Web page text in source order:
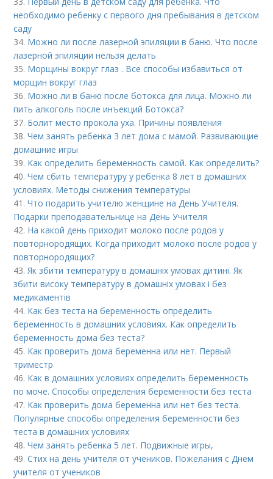
необходимо ребенку с первого дня пребывания в детском
саду
34. Можно ли после лазерной эпиляции в баню. Что после
лазерной эпиляции нельзя делать
35. Морщины вокруг глаз . Все способы избавиться от
морщин вокруг глаз
36. Можно ли в баню после ботокса для лица. Можно ли
пить алкоголь после инъекций Ботокса?
37. Болит место прокола уха. Причины появления
38.Чем занять ребенка 3 лет дома с мамой. Развивающие
домашние игры
39. Как определить беременность самой. Как определить?
40.Чем сбить температуру у ребенка 8 лет в домашних
условиях. Методы снижения температуры
41.Что подарить учителю женщине на День Учителя.
Подарки преподавательнице на День Учителя
42. На какой день приходит молоко после родов у
повторнородящих. Когда приходит молоко после родов у
повторнородящих?
43.Як збити температуру в домашніх умовах дитині. Як
збити високу температуру в домашніх умовах і без
медикаментів
44. Как без теста на беременность определить
беременность в домашних условиях. Как определить
беременность дома без теста?
45. Как проверить дома беременна или нет. Первый
триместр
46. Как в домашних условиях определить беременность
по моче. Способы определения беременности без теста
47. Как проверить дома беременна или нет без теста.
Популярные способы определения беременности без
теста в домашних условиях
48.Чем занять ребенка 5 лет. Подвижные игры,
49.Стих на день учителя от учеников. Пожелания с Днем
учителя от учеников